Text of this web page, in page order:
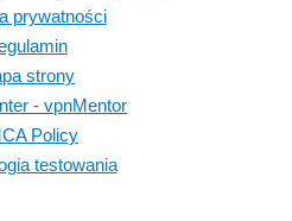
prywatności
strony
- vpnMentor
Policy
testowania